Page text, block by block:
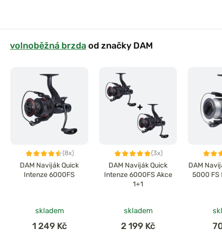
volnoběžná brzdaod značky DAM
(8x)
DAM Naviják Quick
Intenze 6000FS
skladem
1 249 Kč
(3x)
DAM Naviják Quick
Intenze 6000FS Akce
1+1
skladem
2 199 Kč
DAM
5000 FS